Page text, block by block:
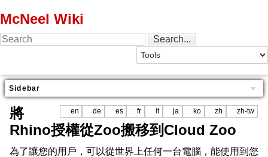
McNeel Wiki
Sidebar
en de es fr it ja ko zh zh-tw
將
Rhino授權從Zoo搬移到Cloud Zoo
為了讓您的用戶，可以從世界上任何一台電腦，能使用到您